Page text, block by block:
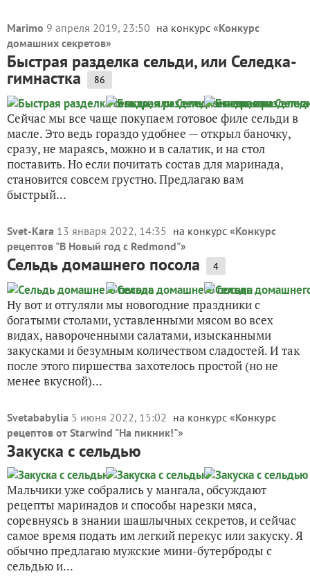
Marimo 9 апреля 2019, 23:50 на конкурс «Конкурс
домашних секретов»
Быстрая разделка сельди, или Селедка-
гимнастка 86
Сейчас мы все чаще покупаем готовое филе сельди в
масле. Это ведь гораздо удобнее — открыл баночку,
сразу, не мараясь, можно и в салатик, и на стол
поставить. Но если почитать состав для маринада,
становится совсем грустно. Предлагаю вам
быстрый...
Svet-Kara 13 января 2022, 14:35 на конкурс «Конкурс
рецептов "В Новый год с Redmond"»
Сельдь домашнего посола 4
Ну вот и отгуляли мы новогодние праздники с
богатыми столами, уставленными мясом во всех
видах, навороченными салатами, изысканными
закусками и безумным количеством сладостей. И так
после этого пиршества захотелось простой (но не
менее вкусной)...
Svetababylia 5 июня 2022, 15:02 на конкурс «Конкурс
рецептов от Starwind "На пикник!"»
Закуска с сельдью
Мальчики уже собрались у мангала, обсуждают
рецепты маринадов и способы нарезки мяса,
соревнуясь в знании шашлычных секретов, и сейчас
самое время подать им легкий перекус или закуску. Я
обычно предлагаю мужские мини-бутерброды с
сельдью и...